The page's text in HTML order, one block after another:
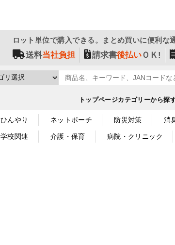
ロット単位で購入できる。まとめ買いに便利な
送料当社負担 請求書後払いＯＫ!
トップページカテゴリーから探
ひんやり ネットポーチ 防災対策 消
学校関連 介護・保育 病院・クリニック